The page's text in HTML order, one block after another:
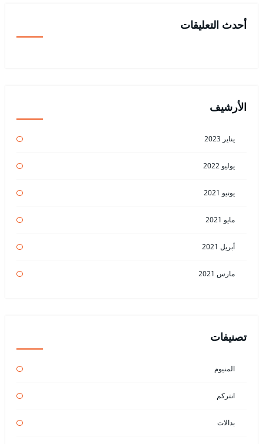
أحدث التعليقات
الأرشيف
يناير 2023
يوليو 2022
يونيو 2021
مايو 2021
أبريل 2021
مارس 2021
تصنيفات
المنيوم
انتركم
بدالات